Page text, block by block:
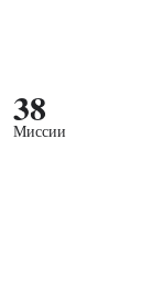
38
Миссии